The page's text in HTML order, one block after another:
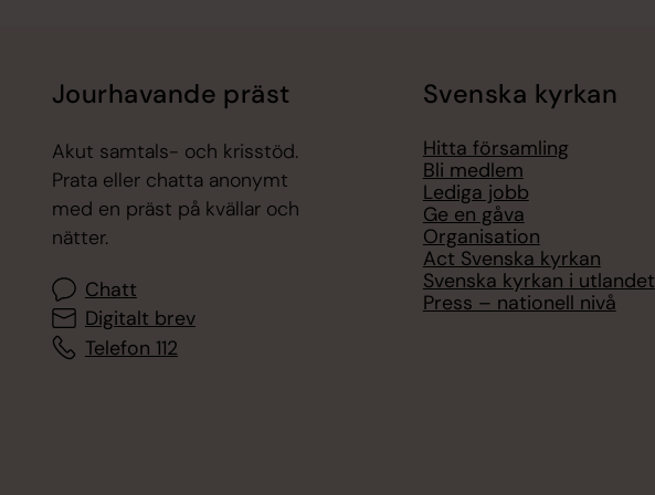
Jourhavande präst
Akut samtals- och krisstöd.
Prata eller chatta anonymt
med en präst på kvällar och
nätter.
Chatt
Digitalt brev
Telefon 112
Svenska kyrkan
Hitta församling
Bli medlem
Lediga jobb
Ge en gåva
Organisation
Act Svenska kyrkan
Svenska kyrkan i utlandet
Press – nationell nivå